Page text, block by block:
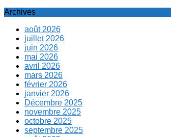
Archives
août 2026
juillet 2026
juin 2026
mai 2026
avril 2026
mars 2026
février 2026
janvier 2026
Décembre 2025
novembre 2025
octobre 2025
septembre 2025